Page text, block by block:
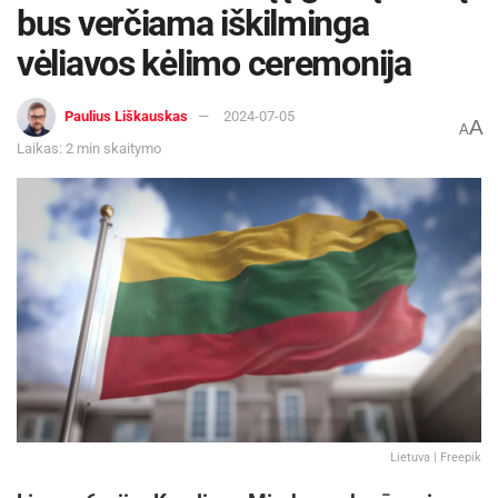
audinius išhave.lt, kur rasite platų kokybiškų ir
ilgalaikių audinių pasirinkimą. Kokybiški audiniai
yra atsparesni blukimui ir ilgaamžiškesni.
Šaltinis:
Patarimai
bus verčiama iškilminga
vėliavos kėlimo ceremonija
Paulius Liškauskas
2024-07-05
Laikas: 2 min skaitymo
AA
Lietuva | Freepik